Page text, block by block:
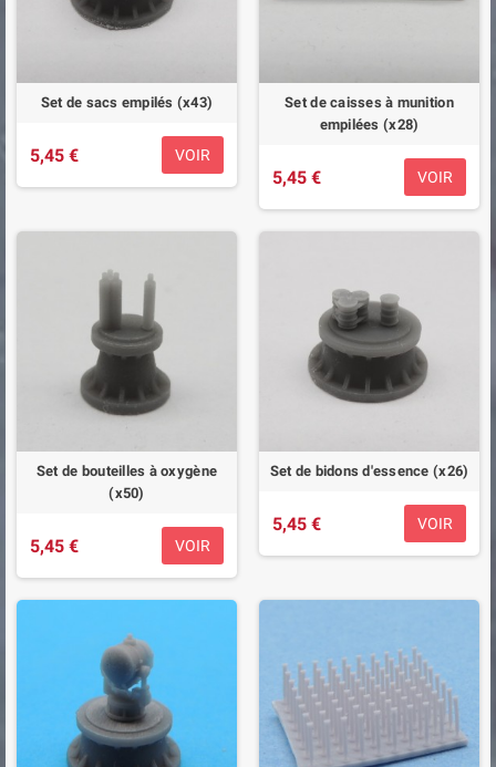
Set de sacs empilés (x43)
5,45 € VOIR
Set de caisses à munition
empilées (x28)
5,45 € VOIR
Set de bouteilles à oxygène
(x50)
5,45 € VOIR
Set de bidons d'essence (x26)
5,45 € VOIR